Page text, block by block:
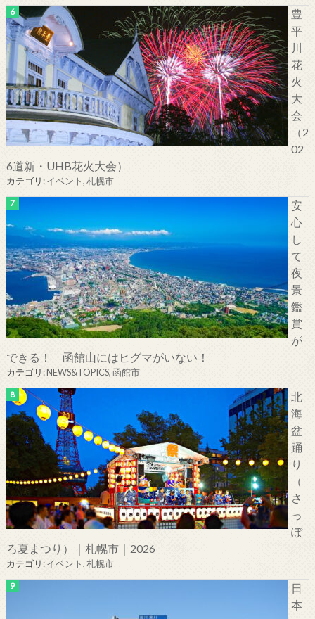
豊
平
川
花
火
大
会
（2
02
6道新・UHB花火大会）
カテゴリ:イベント,札幌市
安
心
し
て
夜
景
鑑
賞
が
できる！ 函館山にはヒグマがいない！
カテゴリ:NEWS&TOPICS,函館市
北
海
盆
踊
り
（
さ
っ
ぽ
ろ夏まつり）｜札幌市｜2026
カテゴリ:イベント,札幌市
日
本